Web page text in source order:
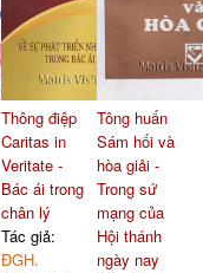
Thông điệp
Caritas in
Veritate -
Bác ái trong
chân lý
Tác giả:
ĐGH.
Tông huấn
Sám hối và
hòa giải -
Trong sứ
mạng của
Hội thánh
ngày nay